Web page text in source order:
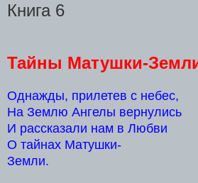
Книга 6
Тайны Матушки-
Однажды, прилетев с небес,
На Землю Ангелы вернулись
И рассказали нам в Любви
О тайнах Матушки-